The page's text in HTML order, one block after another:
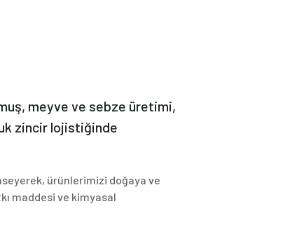
meyve ve sebze üretimi,
zincir lojistiğinde
ürünlerimizi doğaya ve
maddesi ve kimyasal